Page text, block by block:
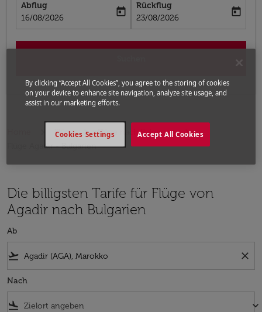
Abflug
fc-booking-departure-date-aria-label
16/08/2026
today
Rückflug
fc-booking-return-date-aria-label
23/08/2026
today
Flüge
Flüge nach Bulgarien
Flüge Agadir - Bulgarien
Die billigsten Tarife für Flüge von
Agadir nach Bulgarien
Ab
flight_takeoff close
Nach
flight_land keyboard_arrow_down
By clicking “Accept All Cookies”, you agree to the storing of cookies
on your device to enhance site navigation, analyze site usage, and
assist in our marketing efforts.
Accept All Cookies
Cookies Settings